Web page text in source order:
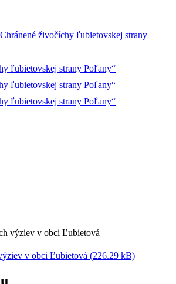
živočíchy ľubietovskej strany
v obci Ľubietová (226.29 kB)